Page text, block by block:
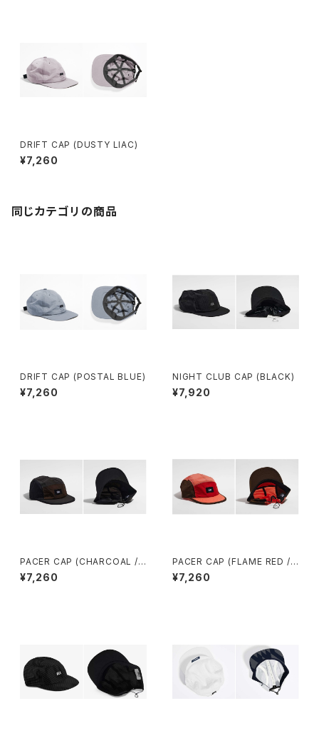
DRIFT CAP (DUSTY LIAC)
¥7,260
同じカテゴリの商品
DRIFT CAP (POSTAL BLUE)
¥7,260
NIGHT CLUB CAP (BLACK)
¥7,920
PACER CAP (CHARCOAL /
BLACK / BROWN)
¥7,260
PACER CAP (FLAME RED /
CORAL / BROWN)
¥7,260